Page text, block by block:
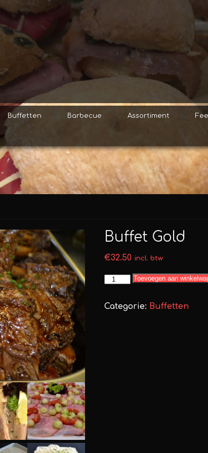
Buffetten Barbecue Assortiment
Buffet Gold
€32.50 incl. btw
Buffet
aantal
Toevoegen aan
Categorie: Buffetten